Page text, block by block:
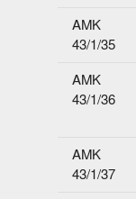
AMK
43/1/35
AMK
43/1/36
AMK
43/1/37